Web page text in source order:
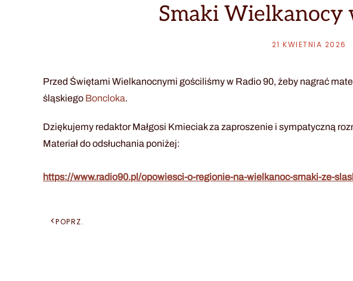
Smaki Wielkanocy
21 KWIETNIA 2026
Przed Świętami Wielkanocnymi gościliśmy w Radio 90, żeby nagrać
śląskiego Boncloka.
Dziękujemy redaktor Małgosi Kmieciak za zaproszenie i sympatyczną
Materiał do odsłuchania poniżej:
https://www.radio90.pl/opowiesci-o-regionie-na-wielkanoc-smaki-ze-
POPRZ.